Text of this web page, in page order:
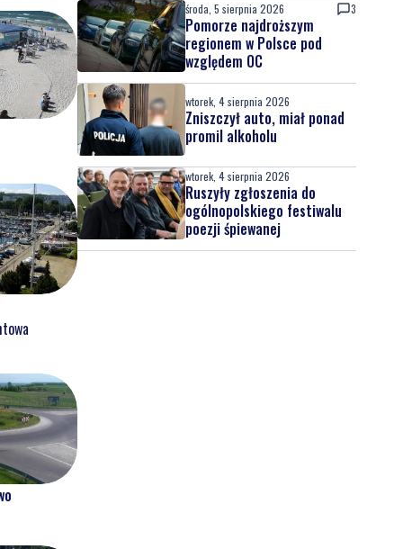
środa, 5 sierpnia 2026 3
Pomorze najdroższym
regionem w Polsce pod
względem OC
wtorek, 4 sierpnia 2026
Zniszczył auto, miał ponad
promil alkoholu
wtorek, 4 sierpnia 2026
Ruszyły zgłoszenia do
ogólnopolskiego festiwalu
poezji śpiewanej